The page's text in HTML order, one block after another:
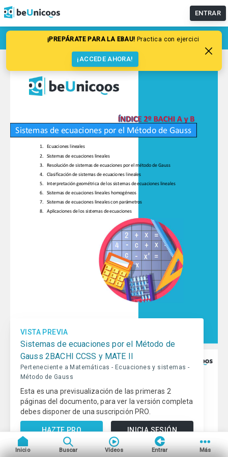
ENTRAR
¡PREPÁRATE PARA LA EBAU!Practica con ejercicios
¡ACCEDE AHORA!
VISTA PREVIA
Sistemas de ecuaciones por el Método de
Gauss 2BACHI CCSS y MATE II
Perteneciente a Matemáticas - Ecuaciones y sistemas -
Método de Gauss
Esta es una previsualización de las primeras 2
páginas del documento, para ver la versión completa
debes disponer de una suscripción PRO.
HAZTE PRO INICIA SESIÓN
Sobre nosotros
Tu centro de estudios en
beUnicoos
Tu publicidad en beUnicoos
Ayuda beUnicoos
Copyright © beUnicoos2026#maytheclassroombewithyou. Todos
los derechos reservados
Política de privacidadCondiciones de uso
Inicio Buscar Vídeos Entrar Más